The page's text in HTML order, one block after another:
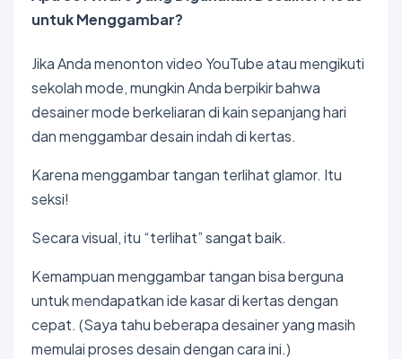
untuk Menggambar?
Jika Anda menonton video YouTube atau mengikuti
sekolah mode, mungkin Anda berpikir bahwa
desainer mode berkeliaran di kain sepanjang hari
dan menggambar desain indah di kertas.
Karena menggambar tangan terlihat glamor. Itu
seksi!
Secara visual, itu “terlihat” sangat baik.
Kemampuan menggambar tangan bisa berguna
untuk mendapatkan ide kasar di kertas dengan
cepat. (Saya tahu beberapa desainer yang masih
memulai proses desain dengan cara ini.)